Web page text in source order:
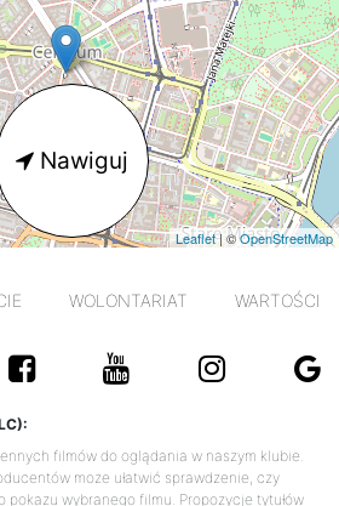
Leaflet| ©OpenStreetMap
Nawiguj
WOLONTARIAT WARTOŚCI
filmów do oglądania w naszym klubie.
może ułatwić sprawdzenie, czy
pokazu wybranego filmu. Propozycje tytułów